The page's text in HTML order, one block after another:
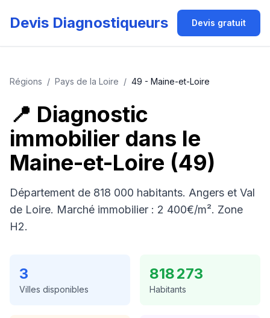
Devis Diagnostiqueurs Devis gratuit
Régions / Pays de la Loire / 49 - Maine-et-Loire
📍 Diagnostic
immobilier dans le
Maine-et-Loire (49)
Département de 818 000 habitants. Angers et Val
de Loire. Marché immobilier : 2 400€/m². Zone
H2.
3
Villes disponibles
818 273
Habitants